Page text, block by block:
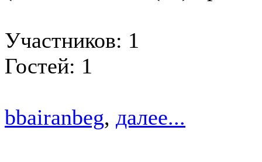
Участников: 1
Гостей: 1
bbairanbeg, далее...